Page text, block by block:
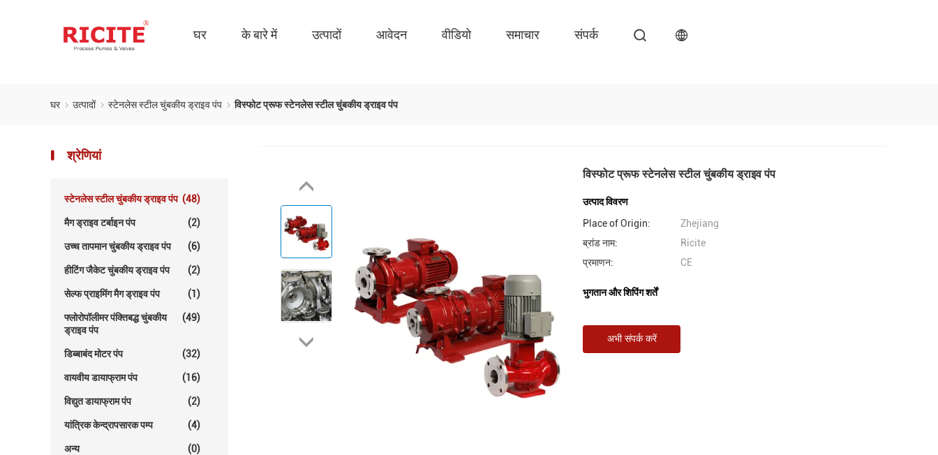
घर के बारे में उत्पादों आवेदन वीडियो समाचार संपर्क
घर उत्पादों स्टेनलेस स्टील चुंबकीय ड्राइव पंप विस्फोट प्रूफ स्टेनलेस स्टील चुंबकीय ड्राइव पंप
श्रेणियां
स्टेनलेस स्टील चुंबकीय ड्राइव पंप (48)
मैग ड्राइव टर्बाइन पंप (2)
उच्च तापमान चुंबकीय ड्राइव पंप (6)
हीटिंग जैकेट चुंबकीय ड्राइव पंप (2)
सेल्फ प्राइमिंग मैग ड्राइव पंप (1)
फ्लोरोपॉलीमर पंक्तिबद्ध चुंबकीय
ड्राइव पंप
(49)
डिब्बाबंद मोटर पंप (32)
वायवीय डायाफ्राम पंप (16)
विद्युत डायाफ्राम पंप (2)
यांत्रिक केन्द्रापसारक पम्प (4)
अन्य (0)
विस्फोट प्रूफ स्टेनलेस स्टील चुंबकीय ड्राइव पंप
उत्पाद विवरण
Place of Origin:
Zhejiang
ब्रांड नाम:
Ricite
प्रमाणन:
CE
भुगतान और शिपिंग शर्तें
अभी संपर्क करें